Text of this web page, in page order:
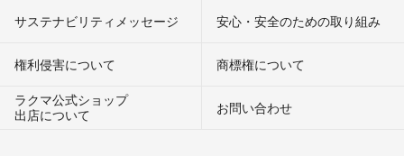
サステナビリティメッセージ 安心・安全のための取り組み
権利侵害について
商標権について
ラクマ公式ショップ
出店について
お問い合わせ